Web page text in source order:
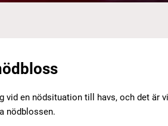
vid en nödsituation till havs, och det är
nödblossen.